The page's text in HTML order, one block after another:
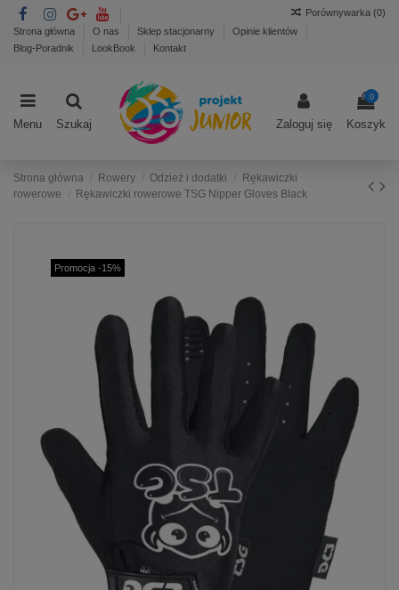
Strona główna O nas Sklep stacjonarny
Opinie klientów
Blog-Poradnik
LookBook Kontakt
Porównywarka (0)
Menu Szukaj Zaloguj się
0
Koszyk
Strona główna Rowery Odzież i dodatki
Rękawiczki
rowerowe
Rękawiczki rowerowe TSG Nipper Gloves Black
Promocja -15%